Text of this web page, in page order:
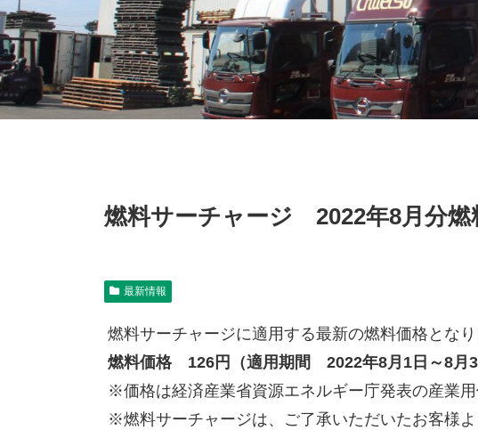
燃料サーチャージ 2022年8月分燃
最新情報
燃料サーチャージに適用する最新の燃料価格となり
燃料価格 126円（適用期間 2022年8月1日～8月
※価格は経済産業省資源エネルギー庁発表の産業
※燃料サーチャージは、ご了承いただいたお客様